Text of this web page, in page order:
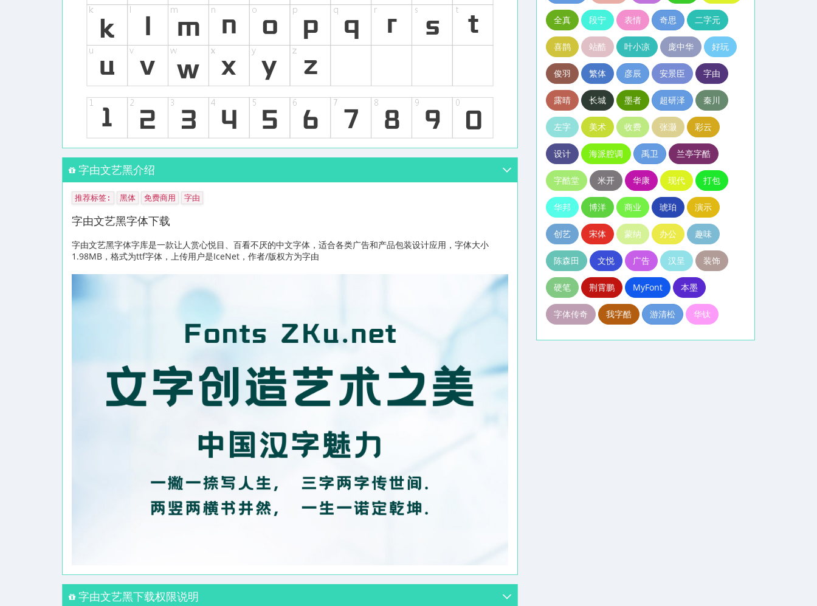
字由文艺黑介绍
推荐标签: 黑体 免费商用 字由
字由文艺黑字体下载
字由文艺黑字体字库是一款让人赏心悦目、百看不厌的中文字体，适合各类广告和产品包装设计应用，字体大小
1.98MB，格式为ttf字体，上传用户是IceNet，作者/版权方为字由
字由文艺黑下载权限说明
全真 段宁 表情 奇思 二字元
喜鹊 站酷 叶小凉 庞中华 好玩
俊羽 繁体 彦辰 安景臣 字由
露晴 长城 墨者 超研泽 秦川
左字 美术 收费 张灏 彩云
设计 海派腔调 禹卫 兰亭字酷
字酷堂 米开 华康 现代 打包
华邦 博洋 商业 琥珀 演示
创艺 宋体 蒙纳 办公 趣味
陈森田 文悦 广告 汉呈 装饰
硬笔 荆霄鹏 MyFont 本墨
字体传奇 我字酷 游清松 华钛